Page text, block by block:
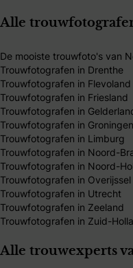
Alle
De mooiste trouwfoto's van
Trouwfotografen in Drenthe
Trouwfotografen in Flevoland
Trouwfotografen in Friesland
Trouwfotografen in
Trouwfotografen in Groningen
Trouwfotografen in Limburg
Trouwfotografen in Noord-
Trouwfotografen in Noord-
Trouwfotografen in Overijssel
Trouwfotografen in Utrecht
Trouwfotografen in Zeeland
Trouwfotografen in Zuid-
Alle trouwexperts